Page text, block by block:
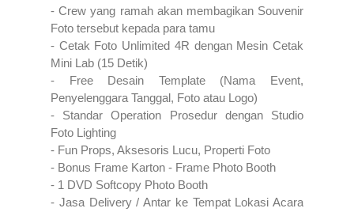
- Crew yang ramah akan membagikan Souvenir
Foto tersebut kepada para tamu
- Cetak Foto Unlimited 4R dengan Mesin Cetak
Mini Lab (15 Detik)
- Free Desain Template (Nama Event,
Penyelenggara Tanggal, Foto atau Logo)
- Standar Operation Prosedur dengan Studio
Foto Lighting
- Fun Props, Aksesoris Lucu, Properti Foto
- Bonus Frame Karton - Frame Photo Booth
- 1 DVD Softcopy Photo Booth
- Jasa Delivery / Antar ke Tempat Lokasi Acara